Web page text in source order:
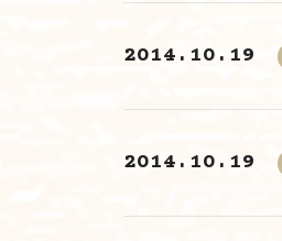
2014.10.19
2014.10.19